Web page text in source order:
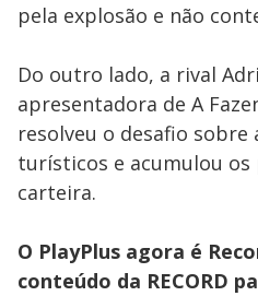
close
pela explosão e não
Do outro lado, a rival
apresentadora de A
resolveu o desafio
turísticos e acumulou os
carteira.
O PlayPlus agora é
conteúdo da RECORD